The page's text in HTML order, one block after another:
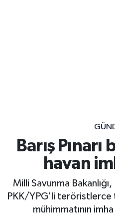
Barış
havan
Milli Savunma
PKK/YPG'li teröristlerce
mühimmatının